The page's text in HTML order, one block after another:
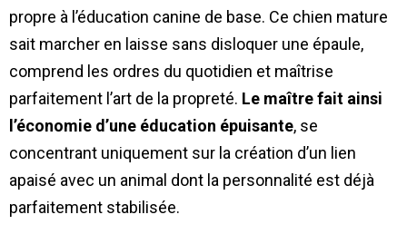
propre à l’éducation canine de base. Ce chien mature
sait marcher en laisse sans disloquer une épaule,
comprend les ordres du quotidien et maîtrise
parfaitement l’art de la propreté. Le maître fait ainsi
l’économie d’une éducation épuisante, se
concentrant uniquement sur la création d’un lien
apaisé avec un animal dont la personnalité est déjà
parfaitement stabilisée.